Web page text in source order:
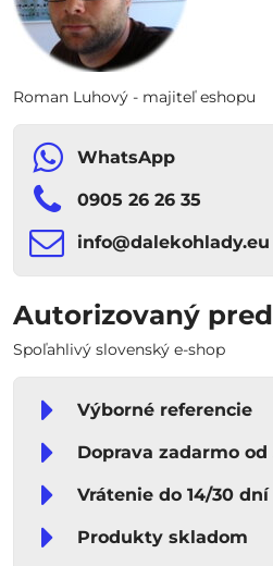
Roman Luhový - majiteľ eshopu
WhatsApp
0905 26 26 35
info​​@dalekohlady​​.eu
Autorizovaný
Spoľahlivý slovenský e-shop
Výborné referencie
Doprava zadarmo
Vrátenie do 14/30 dní
Produkty skladom